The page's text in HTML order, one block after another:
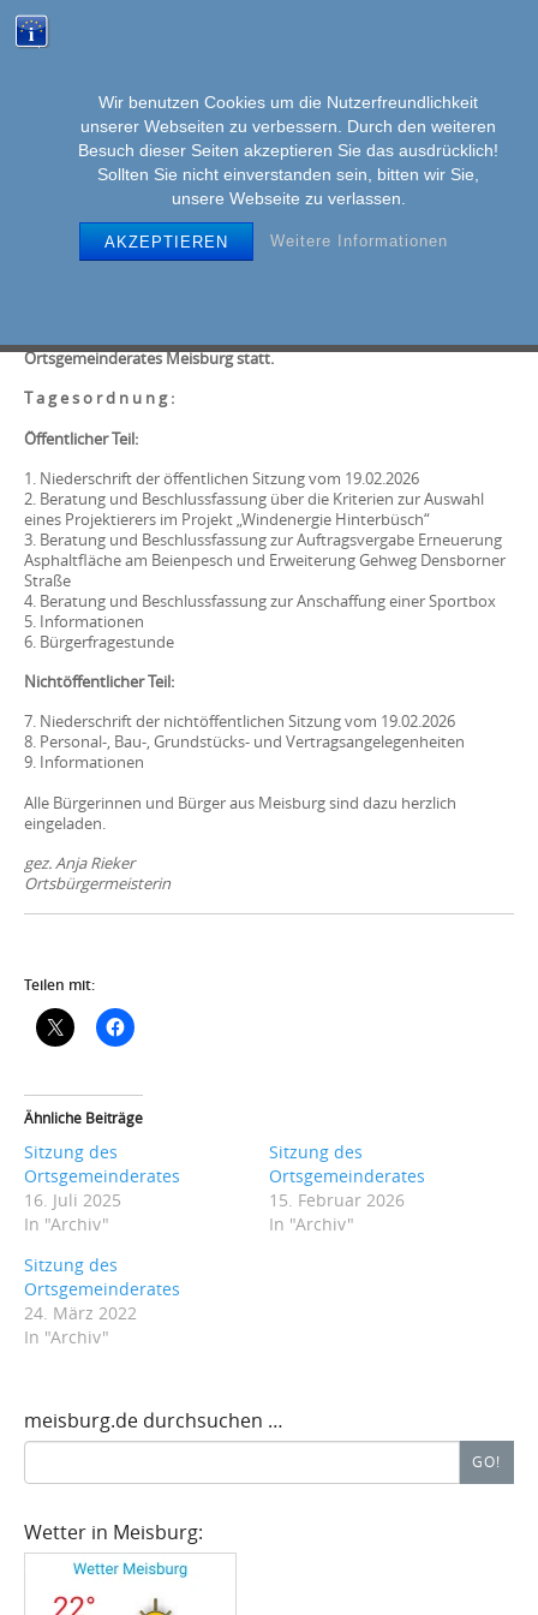
Wir benutzen Cookies um die Nutzerfreundlichkeit
unserer Webseiten zu verbessern. Durch den weiteren
Besuch dieser Seiten akzeptieren Sie das ausdrücklich!
Sollten Sie nicht einverstanden sein, bitten wir Sie,
unsere Webseite zu verlassen.
AKZEPTIEREN Weitere Informationen
MENU
Sitzung des Ortsgemeinderates
Ortsgemeinderates Meisburg statt.
T a g e s o r d n u n g :
Öffentlicher Teil:
1. Niederschrift der öffentlichen Sitzung vom 19.02.2026
2. Beratung und Beschlussfassung über die Kriterien zur Auswahl
eines Projektierers im Projekt „Windenergie Hinterbüsch“
3. Beratung und Beschlussfassung zur Auftragsvergabe Erneuerung
Asphaltfläche am Beienpesch und Erweiterung Gehweg Densborner
Straße
4. Beratung und Beschlussfassung zur Anschaffung einer Sportbox
5. Informationen
6. Bürgerfragestunde
Nichtöffentlicher Teil:
7. Niederschrift der nichtöffentlichen Sitzung vom 19.02.2026
8. Personal-, Bau-, Grundstücks- und Vertragsangelegenheiten
9. Informationen
Alle Bürgerinnen und Bürger aus Meisburg sind dazu herzlich
eingeladen.
gez. Anja Rieker
Ortsbürgermeisterin
Teilen mit:
Ähnliche Beiträge
Sitzung des
Ortsgemeinderates
16. Juli 2025
In "Archiv"
Sitzung des
Ortsgemeinderates
15. Februar 2026
In "Archiv"
Sitzung des
Ortsgemeinderates
24. März 2022
In "Archiv"
meisburg.de durchsuchen …
Search
GO!
Wetter in Meisburg: